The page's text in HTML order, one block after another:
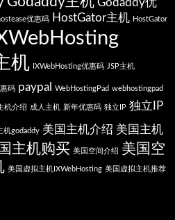
Godaddy优
优惠码 HostGator主机 HostGator
机 IXWebHosting优惠码 JSP主机
码 paypal WebHostingPad webhostingpad
机介绍 成人主机 新年优惠码 独立IP 独立IP
机godaddy 美国主机介绍 美国主机
主机购买 美国空间介绍 美国空
美国虚拟主机IXWebHosting 美国虚拟主机推荐